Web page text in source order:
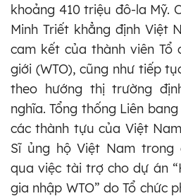
khoảng 410 triệu đô-la Mỹ.
Minh Triết khẳng định Việt
cam kết của thành viên Tổ
giới (WTO), cũng như tiếp
theo hướng thị trường
nghĩa. Tổng thống Liên
các thành tựu của Việt
Sĩ ủng hộ Việt Nam trong
qua việc tài trợ cho dự án
gia nhập WTO” do Tổ chức